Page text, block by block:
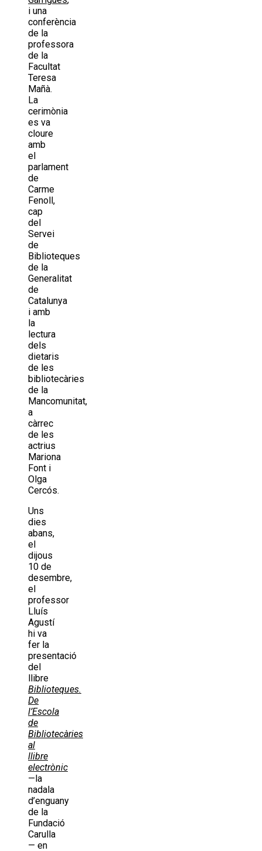
i una
conferència
de la
professora
de la
Facultat
Teresa
Mañà.
La
cerimònia
es va
cloure
amb
el
parlament
de
Carme
Fenoll,
cap
del
Servei
de
Biblioteques
de la
Generalitat
de
Catalunya
i amb
la
lectura
dels
dietaris
de les
bibliotecàries
de la
Mancomunitat,
a
càrrec
de les
actrius
Mariona
Font i
Olga
Cercós.
Uns
dies
abans,
el
dijous
10 de
desembre,
el
professor
Lluís
Agustí
hi va
fer la
presentació
del
llibre
Biblioteques.
De
l’Escola
de
Bibliotecàries
al
llibre
electrònic
—la
nadala
d’enguany
de la
Fundació
Carulla
— en